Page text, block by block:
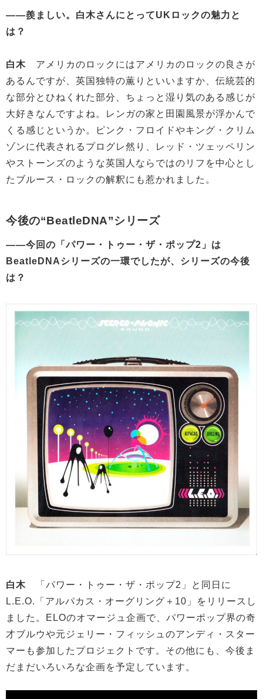
——羨ましい。白木さんにとってUKロックの魅力と
は？
白木 アメリカのロックにはアメリカのロックの良さが
あるんですが、英国独特の薫りといいますか、伝統芸的
な部分とひねくれた部分、ちょっと湿り気のある感じが
大好きなんですよね。レンガの家と田園風景が浮かんで
くる感じというか。ピンク・フロイドやキング・クリム
ゾンに代表されるプログレ然り、レッド・ツェッペリン
やストーンズのような英国人ならではのリフを中心とし
たブルース・ロックの解釈にも惹かれました。
今後の“BeatleDNA”シリーズ
——今回の「パワー・トゥー・ザ・ポップ2」は
BeatleDNAシリーズの一環でしたが、シリーズの今後
は？
白木 「パワー・トゥー・ザ・ポップ2」と同日に
L.E.O.「アルパカス・オーグリング＋10」をリリースし
ました。ELOのオマージュ企画で、パワーポップ界の奇
才ブルウや元ジェリー・フィッシュのアンディ・スター
マーも参加したプロジェクトです。その他にも、今後ま
だまだいろいろな企画を予定しています。